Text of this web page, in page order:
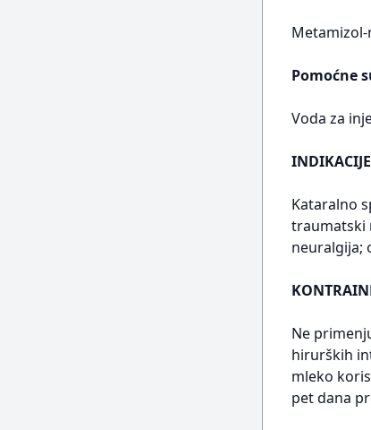
Pomoćne
Voda za
INDIKACIJE
Kataralno
traumatski
neuralgija;
Ne
hirurških
mleko
pet dana